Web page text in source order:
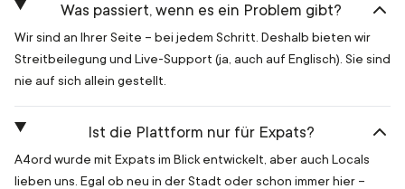
Was passiert, wenn es ein Problem gibt?
Wir sind an Ihrer Seite – bei jedem Schritt. Deshalb bieten wir
Streitbeilegung und Live-Support (ja, auch auf Englisch). Sie sind
nie auf sich allein gestellt.
Ist die Plattform nur für Expats?
A4ord wurde mit Expats im Blick entwickelt, aber auch Locals
lieben uns. Egal ob neu in der Stadt oder schon immer hier –